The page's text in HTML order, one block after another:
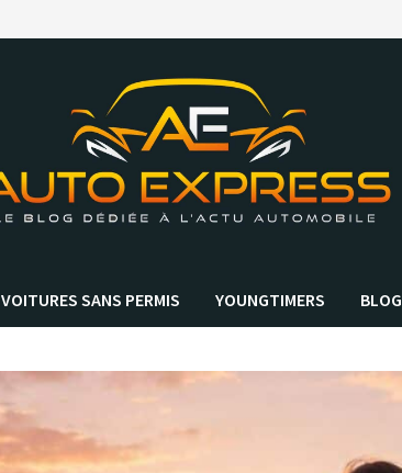
VOITURES SANS PERMIS YOUNGTIMERS BLOG